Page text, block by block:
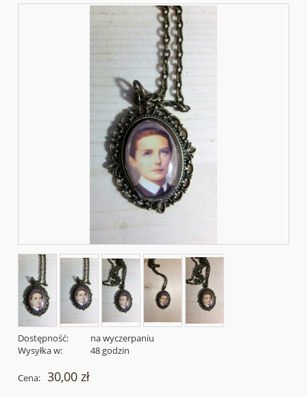
Dostępność:
na wyczerpaniu
Wysyłka w:
48 godzin
Cena: 30,00 zł